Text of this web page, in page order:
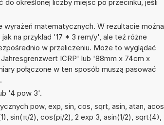
do określonej liczby miejsc po przecinku, jeśli
wyrażeń matematycznych. W rezultacie można
na przykład '17 * 3 rem/y', ale też różne
w przeliczeniu. Może to wyglądać
ICRP' lub '88mm x 74cm x
połączone w ten sposób muszą pasować
'4 pow 3'.
pow, exp, sin, cos, sqrt, asin, atan, acos
sin(π/2), cos(pi/2), 2 exp 3, asin(1/2), sqrt(4),